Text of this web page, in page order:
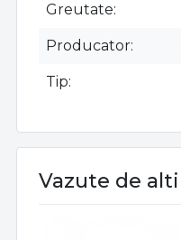
Greutate
Producator
Tip
Vazute de